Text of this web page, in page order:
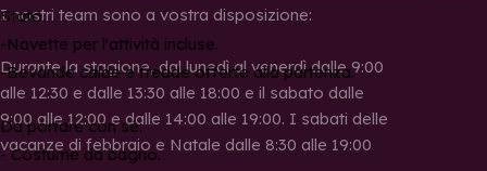
Stato.
-Navette per l'attività incluse.
-Bevande calde e fredde offerte alla partenza.
Da portare con sé:
- Costume da bagno.
I nostri team sono a vostra disposizione:
Durante la stagione, dal lunedì al venerdì dalle 9:00
alle 12:30 e dalle 13:30 alle 18:00 e il sabato dalle
9:00 alle 12:00 e dalle 14:00 alle 19:00. I sabati delle
vacanze di febbraio e Natale dalle 8:30 alle 19:00